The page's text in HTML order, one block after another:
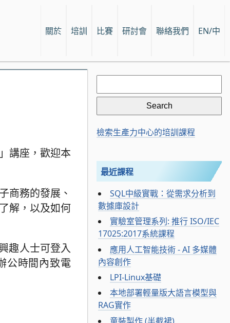
關於 培訓 比賽 研討會 聯絡我們 EN/中
講座，歡迎本
商務的發展、
解，以及如何
趣人士可登入
公時間內致電
Search
for:
檢索生產力中心的培訓課程
最近課程
SQL中級實戰：從需求分析到
數據庫設計
實驗室管理系列: 推行 ISO/IEC
17025:2017系統課程
應用人工智能技術 - AI 多媒體
內容創作
LPI-Linux基礎
本地部署輕量版大語言模型與
RAG實作